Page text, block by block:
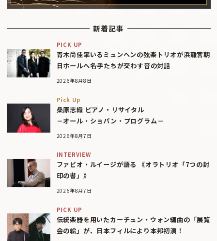
新着記事
PICK UP
青木尚佳率いるミュンヘンの弦楽トリオが浜離宮朝
日ホールへ――名手たちが交わす音の対話
2026年8月8日
Pick Up
桑原志織 ピアノ・リサイタル
－オール・ショパン・プログラム－
2026年8月7日
INTERVIEW
ファビオ・ルイージが語る 《オラトリオ「7つの封
印の書」》
2026年8月7日
PICK UP
伝統楽器を用いたカーチュン・ウォン編曲の「展覧
会の絵」が、日本フィルにより本邦初演！